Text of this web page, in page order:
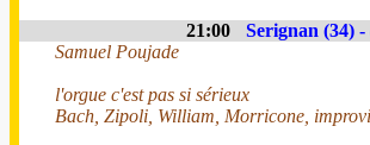
21:00 Serignan (34) -
Samuel Poujade
l'orgue c'est pas si sérieux
Bach, Zipoli, William, Morricone,